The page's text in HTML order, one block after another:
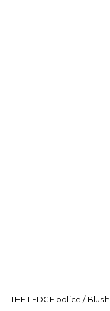
THE LEDGE police / Blush